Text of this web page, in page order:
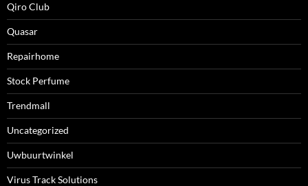
Qiro Club
Quasar
Repairhome
Stock Perfume
Trendmall
Uncategorized
Uwbuurtwinkel
Virus Track Solutions